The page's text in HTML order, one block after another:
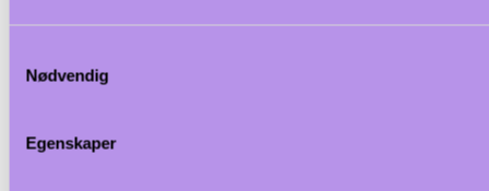
Nødvendig
Egenskaper